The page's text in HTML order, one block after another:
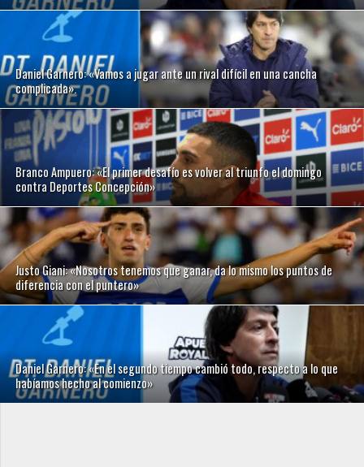
Daniel Garnero: «Vamos a jugar ante un rival difícil en una cancha
complicada».
Branco Ampuero: «El primer desafío es volver al triunfo el domingo
contra Deportes Concepción»
Justo Giani: «Nosotros tenemos que ganar, da lo mismo los puntos de
diferencia con el puntero»
Daniel Garnero: «En el segundo tiempo cambió todo, respecto a lo que
habíamos hecho al comienzo»